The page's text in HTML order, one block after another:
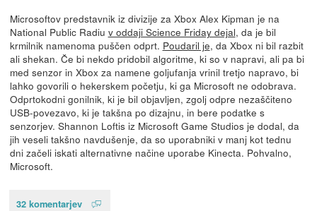
Microsoftov predstavnik iz divizije za Xbox Alex Kipman je na
National Public Radiu v oddaji Science Friday dejal, da je bil
krmilnik namenoma puščen odprt. Poudaril je, da Xbox ni bil razbit
ali shekan. Če bi nekdo pridobil algoritme, ki so v napravi, ali pa bi
med senzor in Xbox za namene goljufanja vrinil tretjo napravo, bi
lahko govorili o hekerskem početju, ki ga Microsoft ne odobrava.
Odprtokodni gonilnik, ki je bil objavljen, zgolj odpre nezaščiteno
USB-povezavo, ki je takšna po dizajnu, in bere podatke s
senzorjev. Shannon Loftis iz Microsoft Game Studios je dodal, da
jih veseli takšno navdušenje, da so uporabniki v manj kot tednu
dni začeli iskati alternativne načine uporabe Kinecta. Pohvalno,
Microsoft.
32 komentarjev